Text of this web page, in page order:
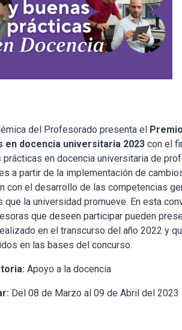
del Profesorado presenta el
en docencia universitaria 2023 con el
prácticas en docencia universitaria de
a partir de la implementación de
con el desarrollo de las competencias
la universidad promueve. En esta
que deseen participar pueden
en el transcurso del año 2022 y
en las bases del concurso.
Apoyo a la docencia
Del 08 de Marzo al 09 de Abril del 2023